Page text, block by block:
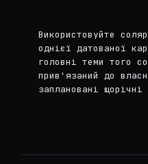
Використовуйте
однієї датованої
головні теми того
прив'язаний до
заплановані